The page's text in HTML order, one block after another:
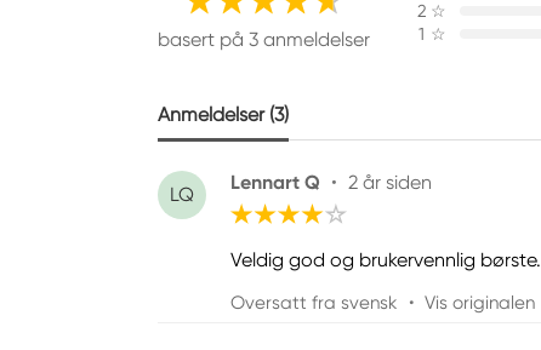
basert på 3 anmeldelser
2 ☆
1 ☆
Anmeldelser (3)
LQ
Lennart Q • 2 år siden
Veldig god og brukervennlig børste.
Oversatt fra svensk • Vis originalen